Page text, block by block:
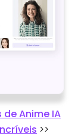
Anime IA
>>